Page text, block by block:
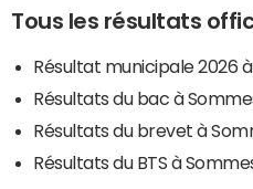
Tous les résultats
Résultat municipale 2026
Résultats du bac à
Résultats du brevet à
Résultats du BTS à